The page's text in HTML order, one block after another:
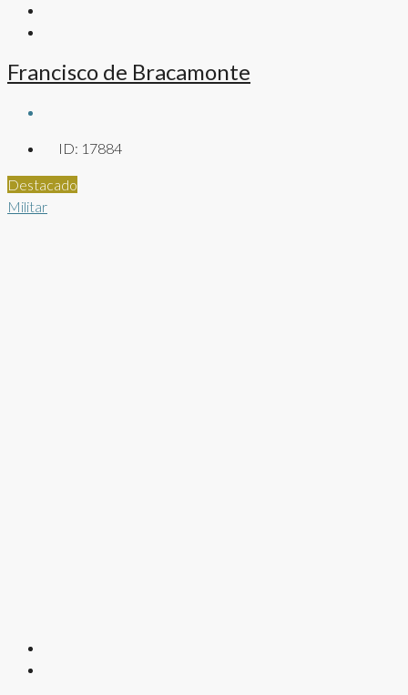
Francisco de Bracamonte
ID: 17884
Destacado
Militar